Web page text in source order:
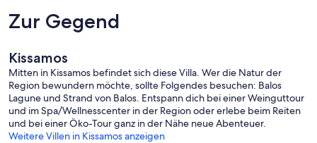
Zur Gegend
Kissamos
Mitten in Kissamos befindet sich diese Villa. Wer die Natur der
Region bewundern möchte, sollte Folgendes besuchen: Balos
Lagune und Strand von Balos. Entspann dich bei einer Weinguttour
und im Spa/Wellnesscenter in der Region oder erlebe beim Reiten
und bei einer Öko-Tour ganz in der Nähe neue Abenteuer.
Weitere Villen in Kissamos anzeigen